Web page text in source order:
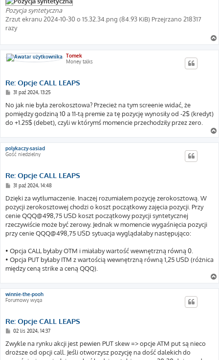
Pozycja syntetyczna
Zrzut ekranu 2024-10-30 o 15.32.34.png (84.93 KiB) Przejrzano 218317
razy
Tomek
Money talks
Re: Opcje CALL LEAPS
P
s
31 paź 2024, 13:25
No jak nie była zerokosztowa? Przecież na tym screenie widać, że
pomiędzy godziną 10 a 11-tą premie za tę pozycję wynosiły od -2$ (kredyt)
do +1.25$ (debet), czyli w którymś momencie przechodziły przez zero.
polykaczy-sasiad
Gość niedzielny
Re: Opcje CALL LEAPS
P
s
t
31 paź 2024, 14:48
Dzięki za wytłumaczenie. Inaczej rozumiałem pozycję zerokosztową. W
pozycji zerokosztowej chodzi o koszt początkowy zajęcia pozycji. Przy
cenie QQQ@498,75 USD koszt początkowy pozycji syntetycznej
rzeczywiście może być zerowy. Jednak w momencie wygaśnięcia pozycji
przy cenie QQQ@498,75 USD sytuacja wyglądałaby następująco:
• Opcja CALL byłaby OTM i miałaby wartość wewnętrzną równą 0.
• Opcja PUT byłaby ITM z wartością wewnętrzną równą 1,25 USD (różnica
między ceną strike a ceną QQQ).
winnie-the-pooh
Forumowy wyga
Re: Opcje CALL LEAPS
P
s
02 lis 2024, 14:37
Zwykle na rynku akcji jest pewien PUT skew => opcje ATM put są nieco
droższe od opcji call. Jeśli otworzysz pozycję na dość dalekich do